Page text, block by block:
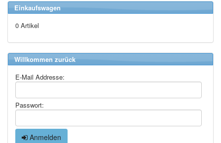
Einkaufswagen
0 Artikel
Willkommen zurück
E-Mail Addresse:
Passwort:
Anmelden